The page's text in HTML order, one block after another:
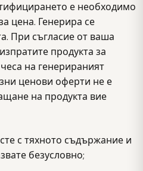
е необходимо
цена. Генерира се
При съгласие от ваша
продукта за
на генерираният
ценови оферти не е
на продукта вие
с тяхното съдържание и
безусловно;